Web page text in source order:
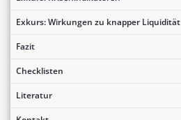
Exkurs: Wirkungen zu knapper Liquidität
Fazit
Checklisten
Literatur